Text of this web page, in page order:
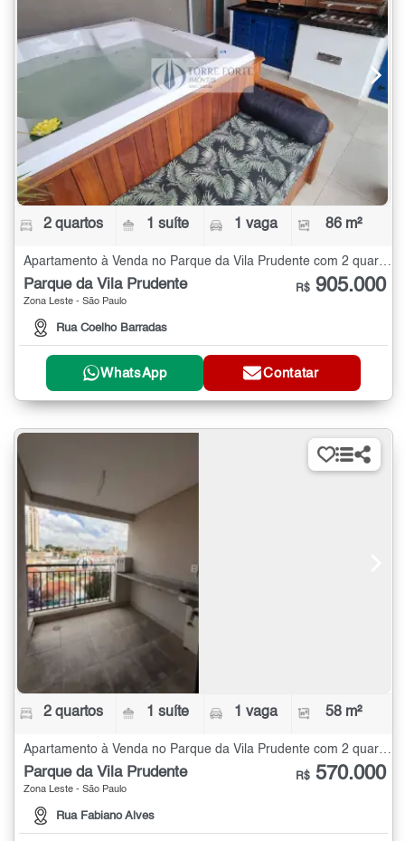
2 quartos 1 suíte 1 vaga 86 m²
Parque da Vila Prudente
Zona Leste - São Paulo
Rua Coelho Barradas
R$ 905.000
WhatsApp Contatar
2 quartos 1 suíte 1 vaga 58 m²
Apartamento à Venda no Parque da Vila Prudente com 2 quartos - 58 m²
Parque da Vila Prudente
Zona Leste - São Paulo
Rua Fabiano Alves
R$ 570.000